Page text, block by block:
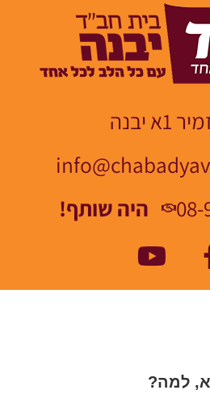
1א יבנה
08-
היה שותף!
למה?